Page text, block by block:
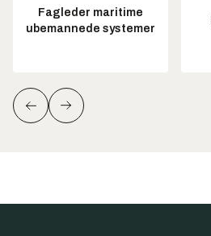
Fagleder maritime
ubemannede systemer